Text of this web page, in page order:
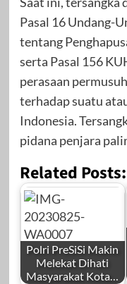
Pasal 16 Undang-
tentang
serta Pasal 156
perasaan
terhadap suatu
Indonesia.
pidana penjara
Related Posts:
Polri PreSiSi Makin
Melekat Dihati
Masyarakat Kota…